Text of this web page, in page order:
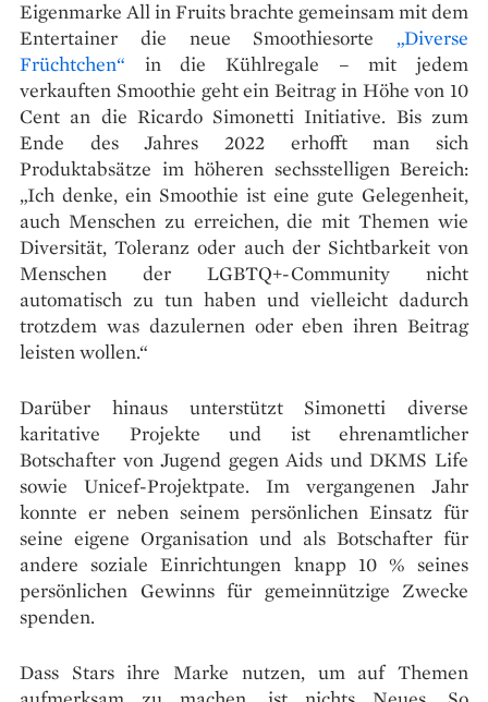
Eigenmarke All in Fruits brachte gemeinsam mit dem
Entertainer die neue Smoothiesorte „Diverse
Früchtchen“ in die Kühlregale – mit jedem
verkauften Smoothie geht ein Beitrag in Höhe von 10
Cent an die Ricardo Simonetti Initiative. Bis zum
Ende des Jahres 2022 erhofft man sich
Produktabsätze im höheren sechsstelligen Bereich:
„Ich denke, ein Smoothie ist eine gute Gelegenheit,
auch Menschen zu erreichen, die mit Themen wie
Diversität, Toleranz oder auch der Sichtbarkeit von
Menschen der LGBTQ+-Community nicht
automatisch zu tun haben und vielleicht dadurch
trotzdem was dazulernen oder eben ihren Beitrag
leisten wollen.“
Darüber hinaus unterstützt Simonetti diverse
karitative Projekte und ist ehrenamtlicher
Botschafter von Jugend gegen Aids und DKMS Life
sowie Unicef-Projektpate. Im vergangenen Jahr
konnte er neben seinem persönlichen Einsatz für
seine eigene Organisation und als Botschafter für
andere soziale Einrichtungen knapp 10 % seines
persönlichen Gewinns für gemeinnützige Zwecke
spenden.
Dass Stars ihre Marke nutzen, um auf Themen